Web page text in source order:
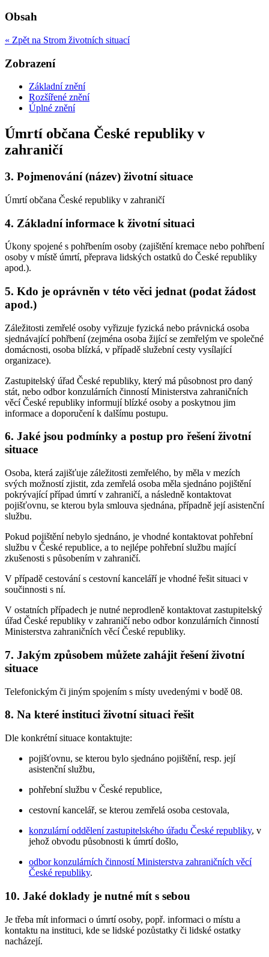
Obsah
« Zpět na Strom životních situací
Zobrazení
Základní znění
Rozšířené znění
Úplné znění
Úmrtí občana České republiky v
zahraničí
3. Pojmenování (název) životní situace
Úmrtí občana České republiky v zahraničí
4. Základní informace k životní situaci
Úkony spojené s pohřbením osoby (zajištění kremace nebo pohřbení
osoby v místě úmrtí, přeprava lidských ostatků do České republiky
apod.).
5. Kdo je oprávněn v této věci jednat (podat žádost
apod.)
Záležitosti zemřelé osoby vyřizuje fyzická nebo právnická osoba
sjednávající pohřbení (zejména osoba žijící se zemřelým ve společné
domácnosti, osoba blízká, v případě služební cesty vysílající
organizace).
Zastupitelský úřad České republiky, který má působnost pro daný
stát, nebo odbor konzulárních činností Ministerstva zahraničních
věcí České republiky informují blízké osoby a poskytnou jim
informace a doporučení k dalšímu postupu.
6. Jaké jsou podmínky a postup pro řešení životní
situace
Osoba, která zajišťuje záležitosti zemřelého, by měla v mezích
svých možností zjistit, zda zemřelá osoba měla sjednáno pojištění
pokrývající případ úmrtí v zahraničí, a následně kontaktovat
pojišťovnu, se kterou byla smlouva sjednána, případně její asistenční
službu.
Pokud pojištění nebylo sjednáno, je vhodné kontaktovat pohřební
službu v České republice, a to nejlépe pohřební službu mající
zkušenosti s působením v zahraničí.
V případě cestování s cestovní kanceláří je vhodné řešit situaci v
součinnosti s ní.
V ostatních případech je nutné neprodleně kontaktovat zastupitelský
úřad České republiky v zahraničí nebo odbor konzulárních činností
Ministerstva zahraničních věcí České republiky.
7. Jakým způsobem můžete zahájit řešení životní
situace
Telefonickým či jiným spojením s místy uvedenými v bodě 08.
8. Na které instituci životní situaci řešit
Dle konkrétní situace kontaktujte:
pojišťovnu, se kterou bylo sjednáno pojištění, resp. její
asistenční službu,
pohřební službu v České republice,
cestovní kancelář, se kterou zemřelá osoba cestovala,
konzulární oddělení zastupitelského úřadu České republiky, v
jehož obvodu působnosti k úmrtí došlo,
odbor konzulárních činností Ministerstva zahraničních věcí
České republiky.
10. Jaké doklady je nutné mít s sebou
Je třeba mít informaci o úmrtí osoby, popř. informaci o místu a
kontaktu na instituci, kde se lidské pozůstatky či lidské ostatky
nacházejí.